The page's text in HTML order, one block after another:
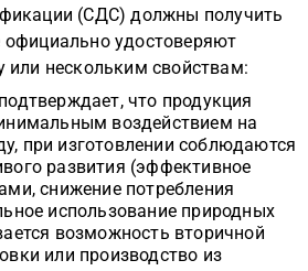
(СДС) должны получить
удостоверяют
или нескольким свойствам:
что продукция
воздействием на
при изготовлении соблюдаются
развития (эффективное
снижение потребления
использование природных
возможность вторичной
или производство из